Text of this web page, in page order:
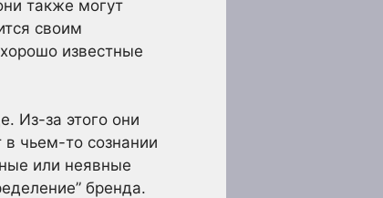
также могут
своим
известные
Из-за этого они
чьем-то сознании
или неявные
бренда.